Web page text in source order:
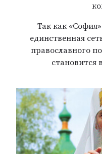
Так как
единственная
православного
становится